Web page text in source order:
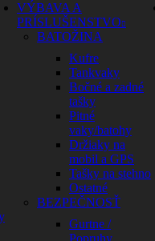
VÝBAVA A
PRÍSLUŠENSTVO
BATOŽINA
Kufre
Tankvaky
Bočné a zadné
tašky
Pitné
vaky/batohy
Držiaky na
mobil a GPS
Tašky na stehno
Ostatné
BEZPEČNOSŤ
Gurtne /